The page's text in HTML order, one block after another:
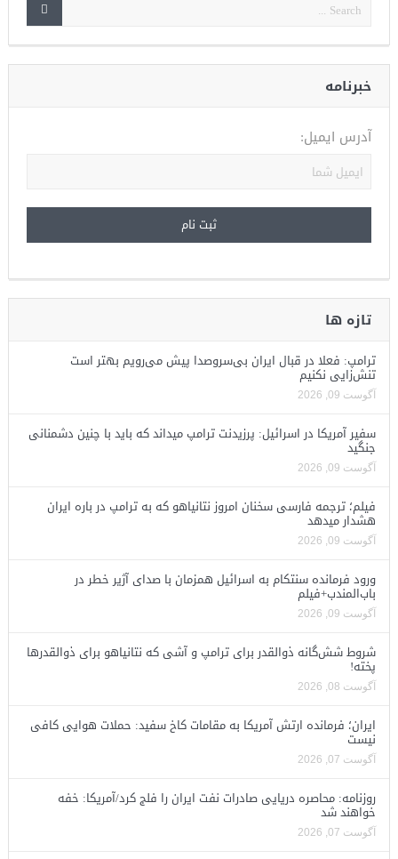
خبرنامه
آدرس ایمیل:
تازه ها
ترامپ: فعلا در قبال ایران بی‌سروصدا پیش می‌رویم بهتر است
تنش‌زایی نکنیم
آگوست 09, 2026
سفیر آمریکا در اسرائیل: پرزیدنت ترامپ میداند که باید با چنین دشمنانی
جنگید
آگوست 09, 2026
فیلم؛ ترجمه فارسی سخنان امروز نتانیاهو که به ترامپ در باره ایران
هشدار میدهد
آگوست 09, 2026
ورود فرمانده سنتکام به اسرائیل همزمان با صدای آژیر خطر در
باب‌المندب+فیلم
آگوست 09, 2026
شروط شش‌گانه ذوالقدر برای ترامپ و آشی که نتانیاهو برای ذوالقدرها
پخته!
آگوست 08, 2026
ایران؛ فرمانده ارتش آمریکا به مقامات کاخ سفید: حملات هوایی کافی
نیست
آگوست 07, 2026
روزنامه: محاصره دریایی صادرات نفت ایران را فلج کرد/آمریکا: خفه
خواهند شد
آگوست 07, 2026